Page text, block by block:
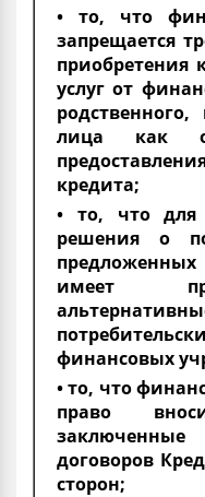
• то, что
запрещается
приобретения
услуг от
лица как
кредита;
• то, что для
решения о
имеет
финансовых
• то, что
право
договоров
сторон;